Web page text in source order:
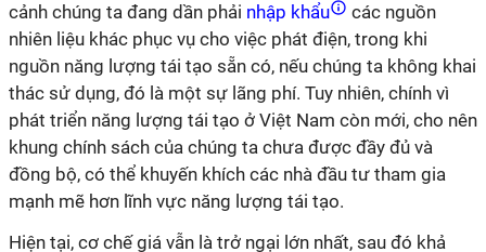
cảnh chúng ta đang dần phải nhập khẩu
các nguồn
nhiên liệu khác phục vụ cho việc phát điện, trong khi
nguồn năng lượng tái tạo sẵn có, nếu chúng ta không khai
thác sử dụng, đó là một sự lãng phí. Tuy nhiên, chính vì
phát triển năng lượng tái tạo ở Việt Nam còn mới, cho nên
khung chính sách của chúng ta chưa được đầy đủ và
đồng bộ, có thể khuyến khích các nhà đầu tư tham gia
mạnh mẽ hơn lĩnh vực năng lượng tái tạo.
Hiện tại, cơ chế giá vẫn là trở ngại lớn nhất, sau đó khả